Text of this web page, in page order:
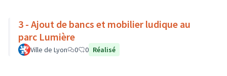
3 - Ajout de bancs et mobilier ludique au
parc Lumière
Ville de Lyon 0 0 Réalisé